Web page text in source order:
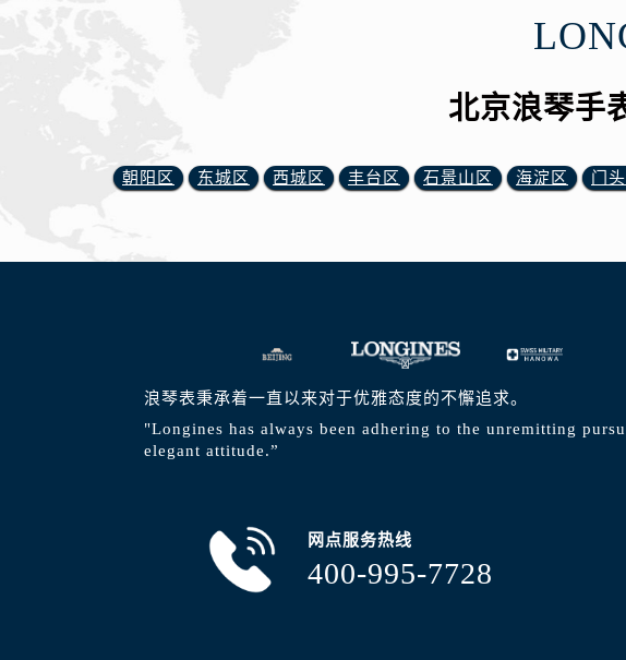
北京浪琴手
朝阳区 东城区 西城区 丰台区 石景山区 海淀区 门
浪琴表秉承着一直以来对于优雅态度的不懈追求。
"Longines has always been adhering to the unremitting
elegant attitude.”
网点服务热线
400-995-7728